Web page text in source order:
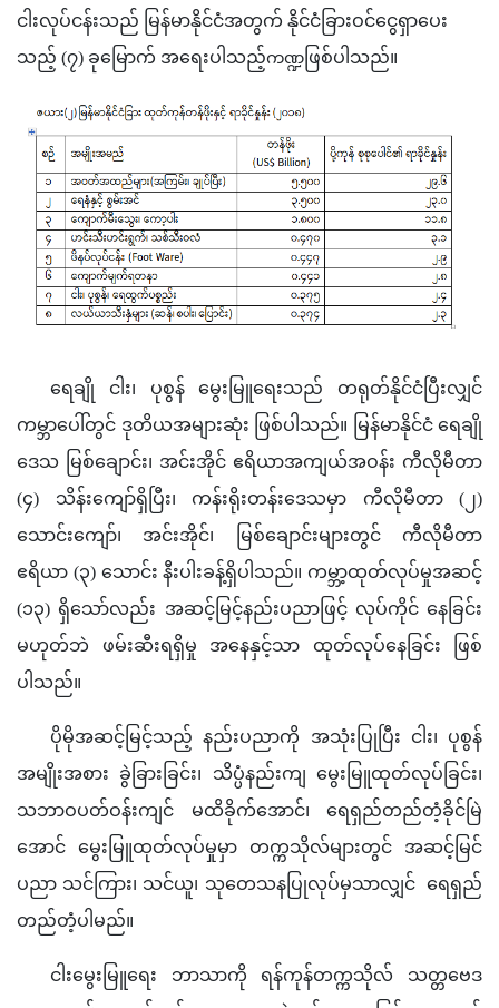
ငါးလုပ်ငန်းသည် မြန်မာနိုင်ငံအတွက် နိုင်ငံခြားဝင်ငွေရှာပေး
သည့် (၇) ခုမြောက် အရေးပါသည့်ကဏ္ဍ ဖြစ်ပါသည်။
ရေချို ငါး၊ ပုစွန် မွေးမြူရေးသည် တရုတ်နိုင်ငံပြီးလျှင်
ကမ္ဘာပေါ်တွင် ဒုတိယအများဆုံး ဖြစ်ပါသည်။ မြန်မာနိုင်ငံ ရေချို
ဒေသ မြစ်ချောင်း၊ အင်းအိုင် ဧရိယာအကျယ်အဝန်း ကီလိုမီတာ
(၄) သိန်းကျော်ရှိပြီး၊ ကန်းရိုးတန်းဒေသမှာ ကီလိုမီတာ (၂)
သောင်းကျော်၊ အင်းအိုင်၊ မြစ်ချောင်းများတွင် ကီလိုမီတာ
ဧရိယာ (၃) သောင်း နီးပါးခန့်ရှိပါသည်။ ကမ္ဘာ့ထုတ်လုပ်မှုအဆင့်
(၁၃) ရှိသော်လည်း အဆင့်မြင့်နည်းပညာဖြင့် လုပ်ကိုင် နေခြင်း
မဟုတ်ဘဲ ဖမ်းဆီးရရှိမှု အနေနှင့်သာ ထုတ်လုပ်နေခြင်း ဖြစ်
ပါသည်။
ပိုမိုအဆင့်မြင့်သည့် နည်းပညာကို အသုံးပြုပြီး ငါး၊ ပုစွန်
အမျိုးအစား ခွဲခြားခြင်း၊ သိပ္ပံနည်းကျ မွေးမြူထုတ်လုပ်ခြင်း၊
သဘာဝပတ်ဝန်းကျင် မထိခိုက်အောင်၊ ရေရှည်တည်တံ့ခိုင်မြဲ
အောင် မွေးမြူထုတ်လုပ်မှုမှာ တက္ကသိုလ်များတွင် အဆင့်မြင်
ပညာ သင်ကြား၊ သင်ယူ၊ သုတေသနပြုလုပ်မှသာလျှင်  ရေရှည်
တည်တံ့ပါမည်။
ငါးမွေးမြူရေး ဘာသာကို ရန်ကုန်တက္ကသိုလ် သတ္တဗေဒ